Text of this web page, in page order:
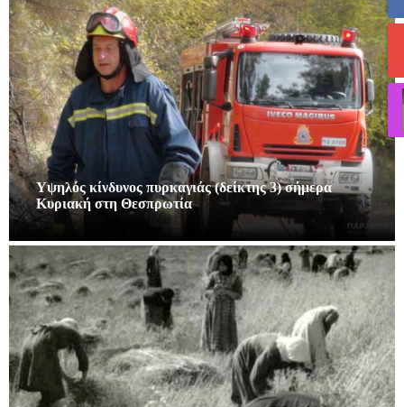
Υψηλός κίνδυνος πυρκαγιάς (δείκτης 3) σήμερα
Κυριακή στη Θεσπρωτία